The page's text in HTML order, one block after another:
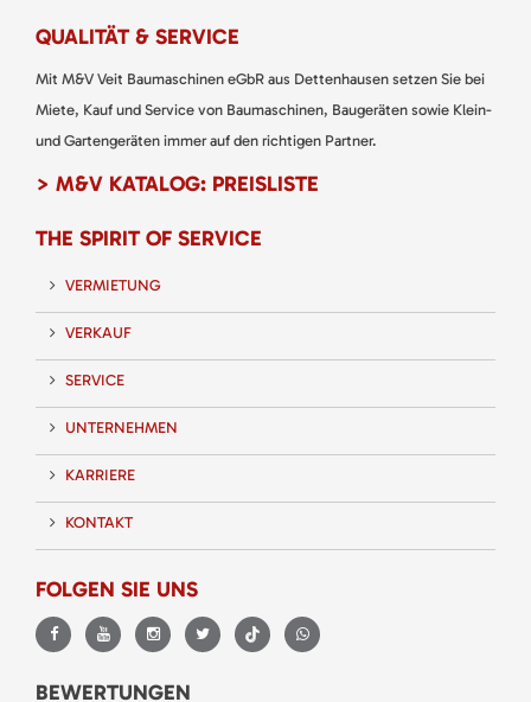
QUALITÄT & SERVICE
Mit M&V Veit Baumaschinen eGbR aus Dettenhausen setzen Sie bei
Miete, Kauf und Service von Baumaschinen, Baugeräten sowie Klein-
und Gartengeräten immer auf den richtigen Partner.
> M&V KATALOG: PREISLISTE
THE SPIRIT OF SERVICE
VERMIETUNG
VERKAUF
SERVICE
UNTERNEHMEN
KARRIERE
KONTAKT
FOLGEN SIE UNS
BEWERTUNGEN